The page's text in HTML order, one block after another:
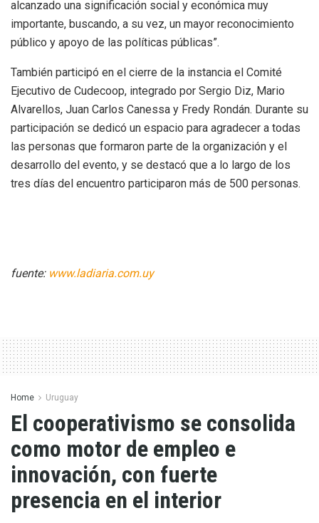
alcanzado una significación social y económica muy
importante, buscando, a su vez, un mayor reconocimiento
público y apoyo de las políticas públicas”.
También participó en el cierre de la instancia el Comité
Ejecutivo de Cudecoop, integrado por Sergio Diz, Mario
Alvarellos, Juan Carlos Canessa y Fredy Rondán. Durante su
participación se dedicó un espacio para agradecer a todas
las personas que formaron parte de la organización y el
desarrollo del evento, y se destacó que a lo largo de los
tres días del encuentro participaron más de 500 personas.
fuente: www.ladiaria.com.uy
Home Uruguay
El cooperativismo se consolida
como motor de empleo e
innovación, con fuerte
presencia en el interior